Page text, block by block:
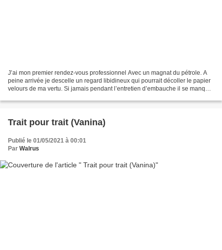
J’ai mon premier rendez-vous professionnel Avec un magnat du pétrole. A
peine arrivée je descelle un regard libidineux qui pourrait décoller le papier
velours de ma vertu. Si jamais pendant l’entretien d’embauche il se manque
Trait pour trait (Vanina)
Publié le 01/05/2021 à 00:01
Par Walrus